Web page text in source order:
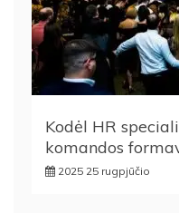
Kodėl HR
komandos
2025 25 rugpjūčio